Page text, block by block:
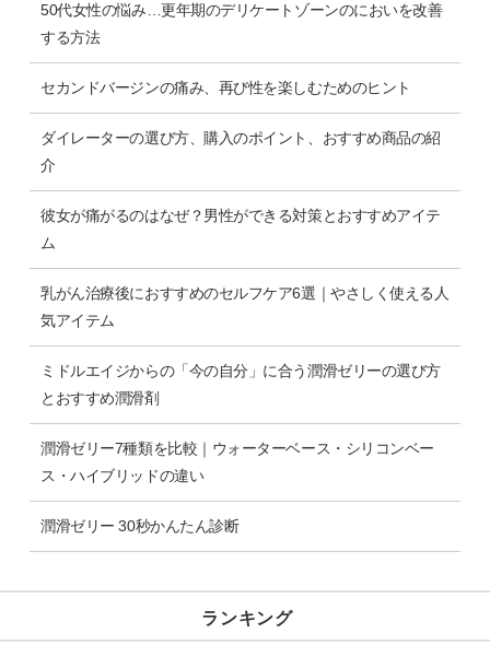
50代女性の悩み…更年期のデリケートゾーンのにおいを改善
する方法
セカンドバージンの痛み、再び性を楽しむためのヒント
ダイレーターの選び方、購入のポイント、おすすめ商品の紹
介
彼女が痛がるのはなぜ？男性ができる対策とおすすめアイテ
ム
乳がん治療後におすすめのセルフケア6選｜やさしく使える人
気アイテム
ミドルエイジからの「今の自分」に合う潤滑ゼリーの選び方
とおすすめ潤滑剤
潤滑ゼリー7種類を比較｜ウォーターベース・シリコンベー
ス・ハイブリッドの違い
潤滑ゼリー 30秒かんたん診断
ランキング